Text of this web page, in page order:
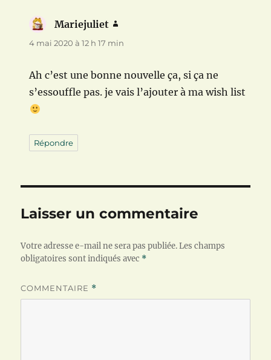
Mariejuliet
4 mai 2020 à 12 h 17 min
Ah c’est une bonne nouvelle ça, si ça ne
s’essouffle pas. je vais l’ajouter à ma wish list
Répondre
Laisser un commentaire
Votre adresse e-mail ne sera pas publiée. Les champs
obligatoires sont indiqués avec *
COMMENTAIRE *